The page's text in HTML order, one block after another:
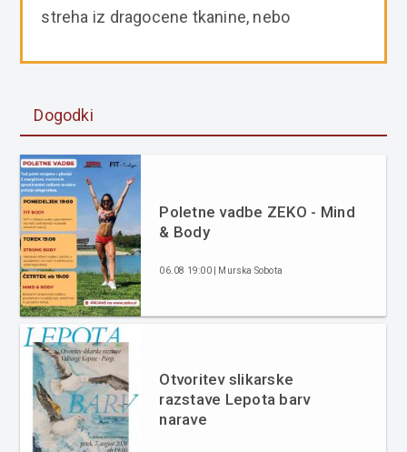
streha iz dragocene tkanine, nebo
Dogodki
Poletne vadbe ZEKO - Mind
& Body
06.08 19:00 | Murska Sobota
Otvoritev slikarske
razstave Lepota barv
narave